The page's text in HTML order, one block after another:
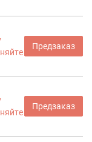
Предзаказ
Предзаказ